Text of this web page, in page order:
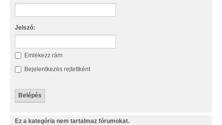
Jelszó:
Emlékezz rám
Bejelentkezés rejtettként
Ez a kategória nem tartalmaz fórumokat.